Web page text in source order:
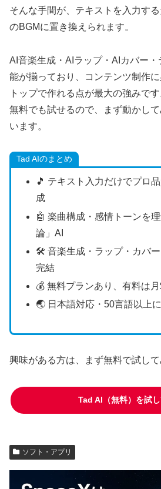
そんな手間が、テキストを入力す
のBGMに置き換えられます。
AI音楽生成・AIラップ・AIカバー
能が揃っており、コンテンツ制作
トップで作れる点が最大の強みです
無料でも試せるので、まず動かし
います。
Tad AIのまとめ
🎵 テキスト入力だけでプロ
成
🤖 楽曲構成・感情トーンを
論」AI
🛠️ 音楽生成・ラップ・カバ
完結
💰 無料プランあり、有料は
🌏 日本語対応・50言語以上
興味がある方は、まず無料で試し
Tad AI（無料）を試
ソフト・アプリ